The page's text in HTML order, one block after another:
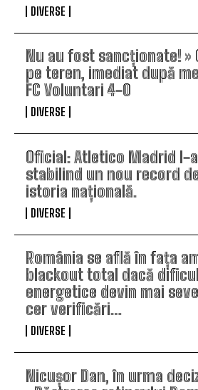
DIVERSE
Nu au fost sancționate!
pe teren, imediat după
FC Voluntari 4-0
DIVERSE
Oficial: Atletico Madrid l-
stabilind un nou record
istoria națională.
DIVERSE
România se află în fața
blackout total dacă
energetice devin mai
cer verificări…
DIVERSE
Nicușor Dan, în urma